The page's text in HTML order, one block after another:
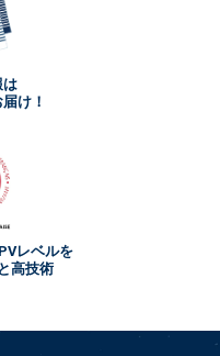
は
け！
レベルを
高技術